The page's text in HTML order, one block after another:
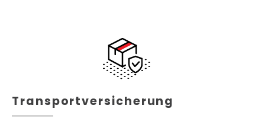
Transportversicherung